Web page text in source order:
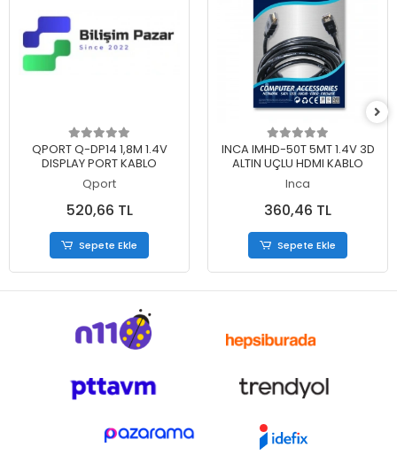
Sepete Ekle
QPORT Q-DP14 1,8M 1.4V
DISPLAY PORT KABLO
Qport
520,66 TL
Sepete Ekle
Sepete Ekle
INCA IMHD-50T 5MT 1.4V 3D
ALTIN UÇLU HDMI KABLO
Inca
360,46 TL
Sepete Ekle